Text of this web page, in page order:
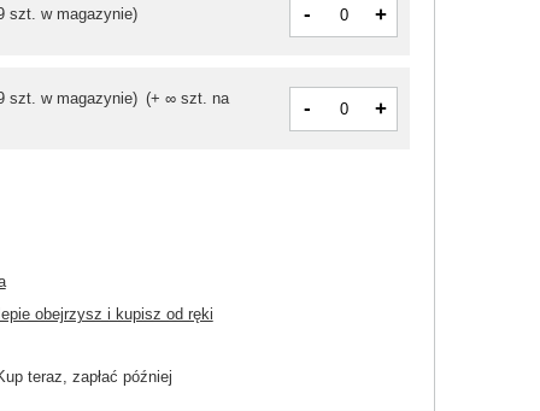
szt. w magazynie) - +
szt. w magazynie) (+ ∞ szt. na - +
obejrzysz i kupisz od ręki
teraz, zapłać później